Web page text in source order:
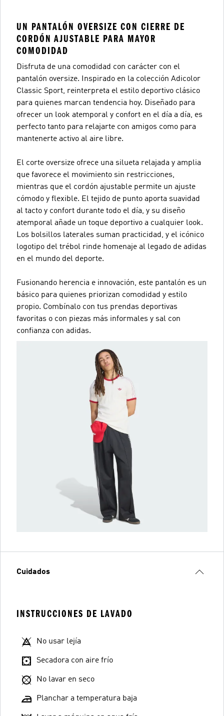
UN PANTALÓN OVERSIZE CON CIERRE DE
CORDÓN AJUSTABLE PARA MAYOR
COMODIDAD
Disfruta de una comodidad con carácter con el
pantalón oversize. Inspirado en la colección Adicolor
Classic Sport, reinterpreta el estilo deportivo clásico
para quienes marcan tendencia hoy. Diseñado para
ofrecer un look atemporal y confort en el día a día, es
perfecto tanto para relajarte con amigos como para
mantenerte activo al aire libre.
El corte oversize ofrece una silueta relajada y amplia
que favorece el movimiento sin restricciones,
mientras que el cordón ajustable permite un ajuste
cómodo y flexible. El tejido de punto aporta suavidad
al tacto y confort durante todo el día, y su diseño
atemporal añade un toque deportivo a cualquier look.
Los bolsillos laterales suman practicidad, y el icónico
logotipo del trébol rinde homenaje al legado de adidas
en el mundo del deporte.
Fusionando herencia e innovación, este pantalón es un
básico para quienes priorizan comodidad y estilo
propio. Combínalo con tus prendas deportivas
favoritas o con piezas más informales y sal con
confianza con adidas.
Cuidados
INSTRUCCIONES DE LAVADO
No usar lejía
Secadora con aire frío
No lavar en seco
Planchar a temperatura baja